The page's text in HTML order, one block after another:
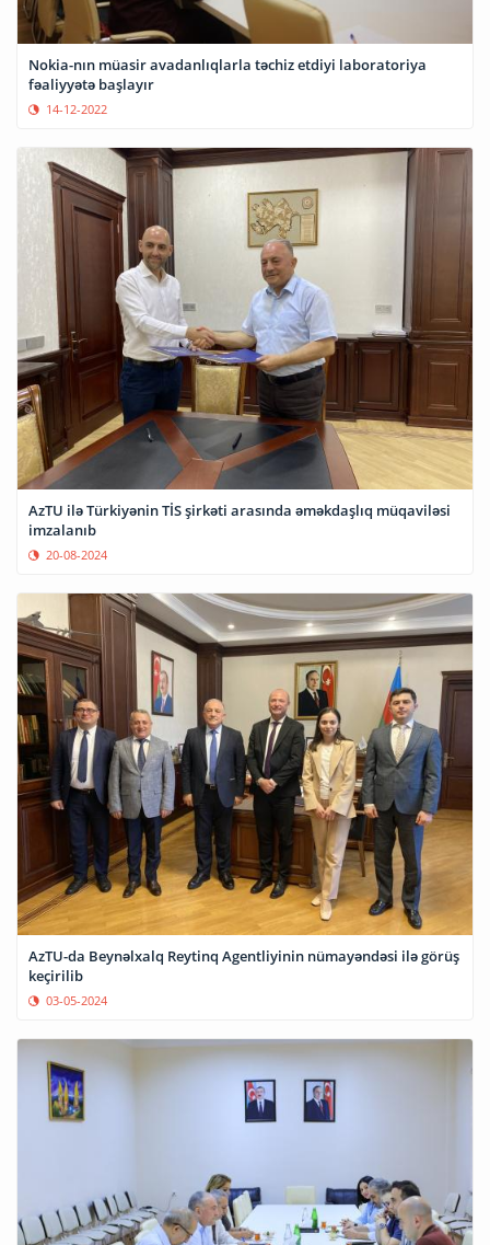
Nokia-nın müasir avadanlıqlarla təchiz etdiyi laboratoriya
fəaliyyətə başlayır
14-12-2022
AzTU ilə Türkiyənin TİS şirkəti arasında əməkdaşlıq müqaviləsi
imzalanıb
20-08-2024
AzTU-da Beynəlxalq Reytinq Agentliyinin nümayəndəsi ilə görüş
keçirilib
03-05-2024